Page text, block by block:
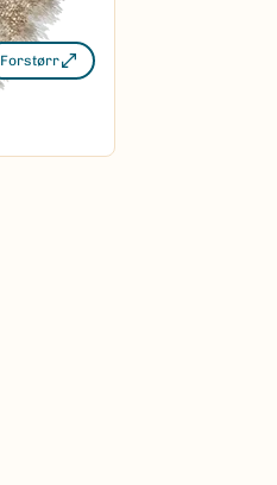
Forstørr